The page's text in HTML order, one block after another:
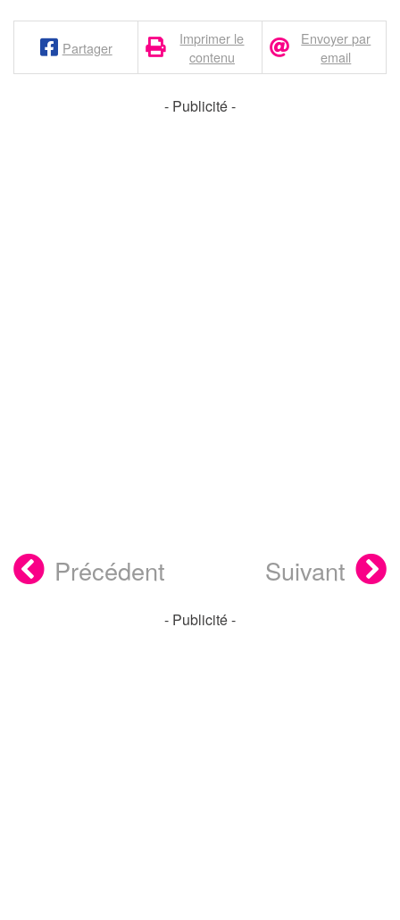
Partager
Imprimer le
contenu
Envoyer par
email
- Publicité -
Précédent Suivant
- Publicité -